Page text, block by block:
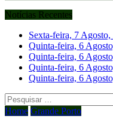
Notícias Recentes
Sexta-feira, 7 Agosto,
Quinta-feira, 6
Quinta-feira, 6
Quinta-feira, 6
Quinta-feira, 6
Pesquisar
por:
Home Grande Porto